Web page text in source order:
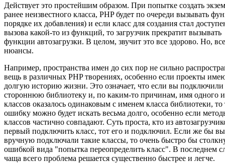
Действует это простейшим образом. При попытке создать
ранее неизвестного класса, PHP будет по очереди вызывать
порядке их добавления) и если класс для создания стал
вызова какой-то из функций, то загрузчик прекратит вызывать
функции автозагрузки. В целом, звучит это все здорово. Но,
нюансы.
Например, пространства имен до сих пор не сильно
вещь в различных PHP творениях, особенно если проекты
долгую историю жизни. Это означает, что если вы подключили
стороннюю библиотеку и, по каким-то причинам, имя одного
классов оказалось одинаковым с именем класса библиотеки,
ошибку можно будет искать весьма долго, особенно если
классов частично совпадают. Суть проста, кто из
первый подключить класс, тот его и подключил. Если же бы вы
вручную подключали такие классы, то очень быстро бы
ошибкой вида "попытка переопределить класс". В последнем
чаща всего проблема решается существенно быстрее и легче.